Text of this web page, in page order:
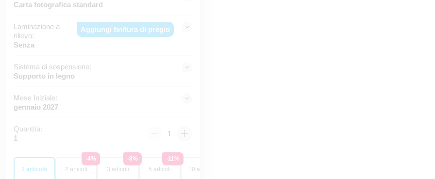
Carta fotografica standard
Laminazione a
rilievo:
Senza
Aggiungi finitura di pregio
Sistema di sospensione:
Supporto in legno
Mese Iniziale:
gennaio 2027
Quantità:
1
1 articolo
-4%
2 articoli
-8%
3 articoli
-11%
5 articoli
10 articoli